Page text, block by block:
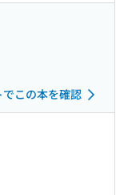
この本を確認